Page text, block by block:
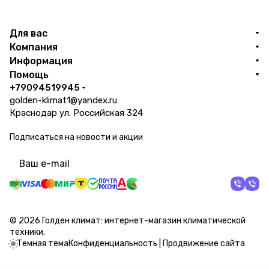
Для вас
Компания
Информация
Помощь
+79094519945
golden-klimat1@yandex.ru
Краснодар ул. Российская 324
Подписаться на новости и акции
© 2026 Голден климат: интернет-магазин климатической
техники.
Темная темаКонфиденциальность Продвижение сайта